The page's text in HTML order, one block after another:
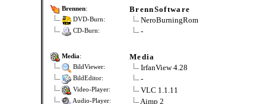
Brennen: BrennSoftware
DVD-Burn: NeroBurningRom
CD-Burn: -
Media: Media
BildViewer: IrfanView 4.28
BildEditor: -
Video-Player: VLC 1.1.11
Audio-Player: Aimp 2